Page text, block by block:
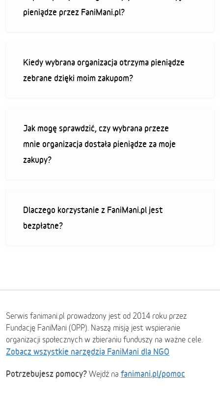
pieniądze przez FaniMani.pl?
Kiedy wybrana organizacja otrzyma pieniądze
zebrane dzięki moim zakupom?
Jak mogę sprawdzić, czy wybrana przeze
mnie organizacja dostała pieniądze za moje
zakupy?
Dlaczego korzystanie z FaniMani.pl jest
bezpłatne?
Serwis fanimani.pl prowadzony jest od 2014 roku przez
Fundację FaniMani (OPP). Naszą misją jest wspieranie
organizacji społecznych w zbieraniu funduszy na ważne cele.
Zobacz wszystkie narzędzia FaniMani dla NGO
Potrzebujesz pomocy? Wejdź na fanimani.pl/pomoc